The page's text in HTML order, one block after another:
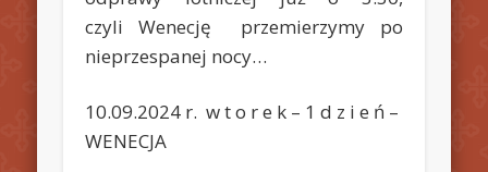
czyli Wenecję przemierzymy po
nieprzespanej nocy…
10.09.2024 r. w t o r e k – 1 d z i e ń –
WENECJA